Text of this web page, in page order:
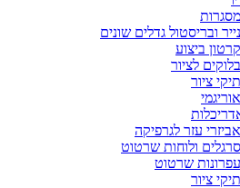
מסגרות
נייר ובריסטול גדלים שונים
קרטון ביצוע
בלוקים לציור
תיקי ציור
אוריגמי
אביזרי עזר לגרפיקה
סרגלים ולוחות שרטוט
עפרונות שרטוט
תיקי ציור